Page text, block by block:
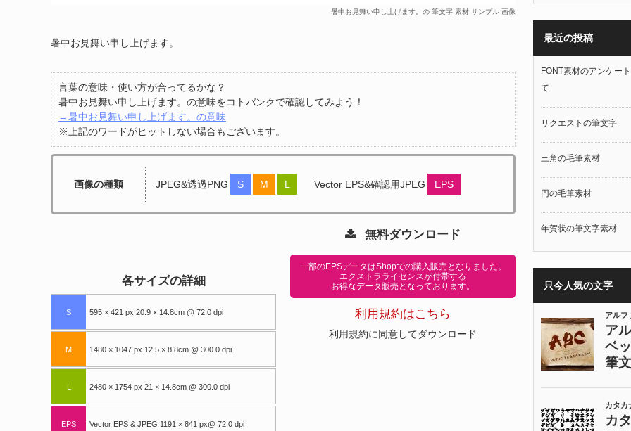
暑中お見舞い申し上げます。の 筆文字 素材 サンプル 画像
暑中お見舞い申し上げます。
言葉の意味・使い方が合ってるかな？
暑中お見舞い申し上げます。の意味をコトバンクで確認してみよう！
→暑中お見舞い申し上げます。の意味
※上記のワードがヒットしない場合もございます。
画像の種類 JPEG&透過PNG S M L Vector EPS&確認用JPEG EPS
各サイズの詳細
S 595 × 421 px 20.9 × 14.8cm @ 72.0 dpi
M 1480 × 1047 px 12.5 × 8.8cm @ 300.0 dpi
L 2480 × 1754 px 21 × 14.8cm @ 300.0 dpi
EPS Vector EPS & JPEG 1191 × 841 px@ 72.0 dpi
無料ダウンロード
一部のEPSデータはShopでの購入販売となりました。
エクストラライセンスが付帯する
お得なデータ販売となっております。
利用規約はこちら
利用規約に同意してダウンロード
最近の投稿
FONT素材のアンケー
て
リクエストの筆文字
三角の毛筆素材
円の毛筆素材
年賀状の筆文字素材
只今人気の文字